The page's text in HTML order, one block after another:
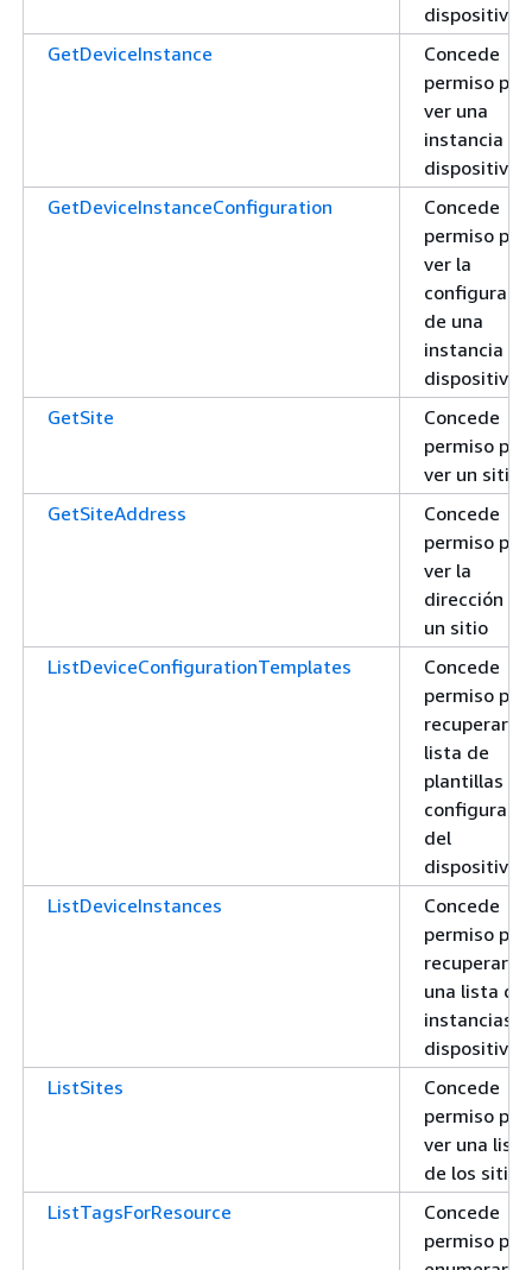
dispositivo
GetDeviceInstance
Concede
permiso
ver una
instancia de
dispositivo
GetDeviceInstanceConfiguration
Concede
permiso
ver la
de una
instancia
dispositivo
GetSite
Concede
permiso
ver un sitio
GetSiteAddress
Concede
permiso
ver la
dirección de
un sitio
ListDeviceConfigurationTemplates
Concede
permiso
recuperar la
lista de
plantillas de
del
dispositivo
ListDeviceInstances
Concede
permiso
recuperar
una lista de
instancias
dispositivos
ListSites
Concede
permiso
ver una lista
de los sitios
ListTagsForResource
Concede
permiso